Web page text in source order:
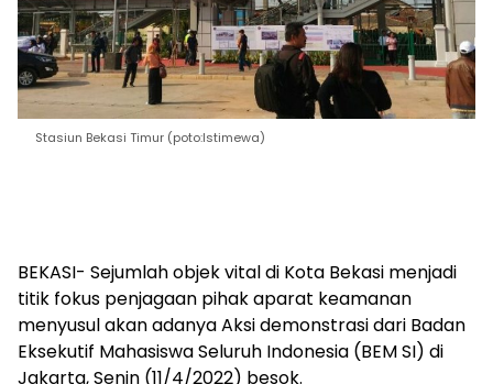
Stasiun Bekasi Timur (poto:Istimewa)
BEKASI- Sejumlah objek vital di Kota Bekasi menjadi
titik fokus penjagaan pihak aparat keamanan
menyusul akan adanya Aksi demonstrasi dari Badan
Eksekutif Mahasiswa Seluruh Indonesia (BEM SI) di
Jakarta, Senin (11/4/2022) besok.